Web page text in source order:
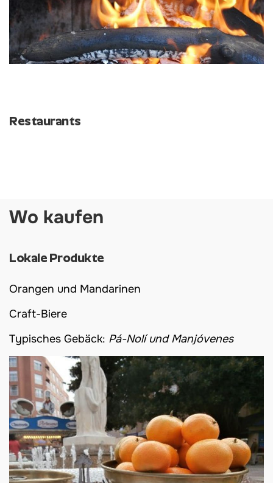
Restaurants
Wo kaufen
Lokale Produkte
Orangen und Mandarinen
Craft-Biere
Typisches Gebäck: Pá-Nolí und Manjóvenes